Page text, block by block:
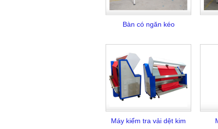
Bàn có ngăn kéo
Máy kiểm tra vải dệt kim